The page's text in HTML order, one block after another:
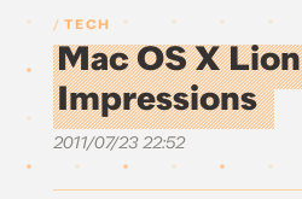
TECH
Mac OS X Lion
Impressions
2011/07/23 22:52